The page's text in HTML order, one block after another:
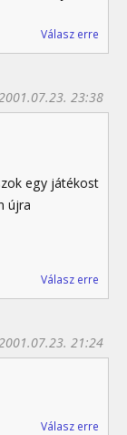
Válasz erre
2001.07.23. 23:38
egy játékost
újra
Válasz erre
2001.07.23. 21:24
Válasz erre